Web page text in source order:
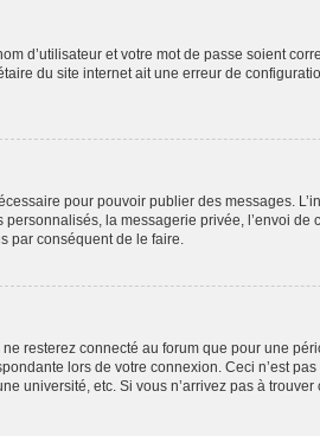
d’utilisateur et votre mot de passe soient
du site internet ait une erreur de
pour pouvoir publier des messages.
la messagerie privée, l’envoi de
par conséquent de le faire.
resterez connecté au forum que pour une
lors de votre connexion. Ceci n’est
université, etc. Si vous n’arrivez pas à trouver